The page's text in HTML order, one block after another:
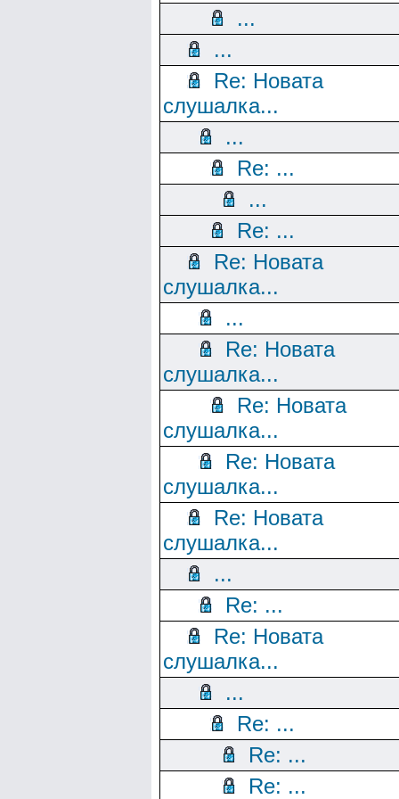
...
...
Re: Новата
слушалка...
...
Re: ...
...
Re: ...
Re: Новата
слушалка...
...
Re: Новата
слушалка...
Re: Новата
слушалка...
Re: Новата
слушалка...
Re: Новата
слушалка...
...
Re: ...
Re: Новата
слушалка...
...
Re: ...
Re: ...
Re: ...